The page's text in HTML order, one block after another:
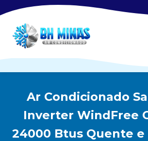
Ar Condicionado
Inverter WindFree
24000 Btus Quente e